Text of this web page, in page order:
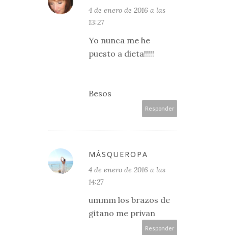
4 de enero de 2016 a las
13:27
Yo nunca me he
puesto a dieta!!!!!
Besos
Responder
MÁSQUEROPA
4 de enero de 2016 a las
14:27
ummm los brazos de
gitano me privan
Responder